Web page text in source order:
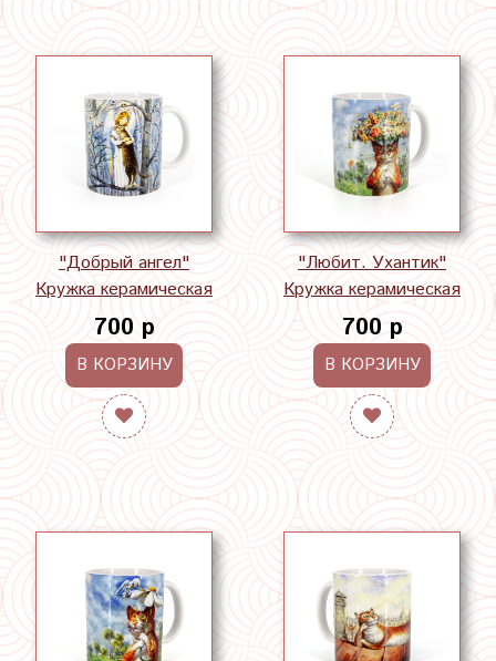
"Добрый ангел"
Кружка керамическая
700 р
В КОРЗИНУ
"Любит. Ухантик"
Кружка керамическая
700 р
В КОРЗИНУ